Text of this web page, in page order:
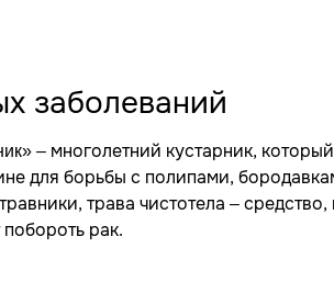
заболеваний
– многолетний кустарник,
для борьбы с полипами,
трава чистотела –
рак.